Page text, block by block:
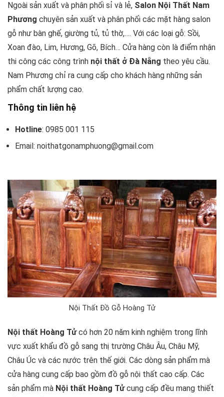
Ngoài sản xuất và phân phối sỉ và lẻ, Salon Nội Thất Nam
Phương chuyên sản xuất và phân phối các mặt hàng salon
gỗ như bàn ghế, giường tủ, tủ thờ,…. Với các loại gỗ: Sồi,
Xoan đào, Lim, Hương, Gõ, Bích… Cửa hàng còn là điểm nhận
thi công các công trình nội thất ở Đà Nẵng theo yêu cầu.
Nam Phương chỉ ra cung cấp cho khách hàng những sản
phẩm chất lượng cao.
Thông tin liên hệ
Hotline: 0985 001 115
Email: noithatgonamphuong@gmail.com
Nội Thất Đồ Gỗ Hoàng Tử
Nội thất Hoàng Tửcó hơn 20 năm kinh nghiệm trong lĩnh
vực xuất khẩu đồ gỗ sang thị trường Châu Âu, Châu Mỹ,
Châu Úc và các nước trên thế giới. Các dòng sản phẩm mà
cửa hàng cung cấp bao gồm đồ gỗ nội thất cao cấp. Các
sản phẩm mà Nội thất Hoàng Tửcung cấp đều mang thiết